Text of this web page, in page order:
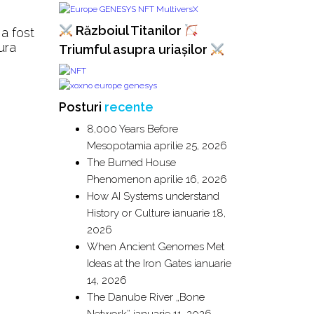
a fost
Războiul Titanilor
Triumful asupra uriașilor
Posturi recente
8,000 Years Before
Mesopotamia aprilie 25, 2026
The Burned House
Phenomenon aprilie 16, 2026
How AI Systems understand
History or Culture ianuarie 18,
2026
When Ancient Genomes Met
Ideas at the Iron Gates ianuarie
14, 2026
The Danube River „Bone